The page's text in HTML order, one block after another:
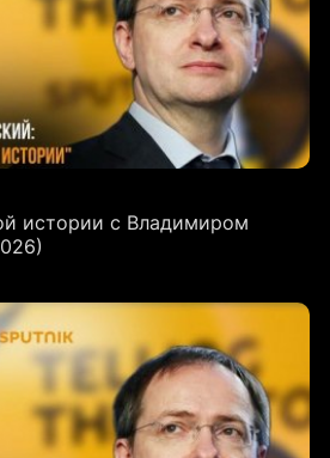
истории с Владимиром